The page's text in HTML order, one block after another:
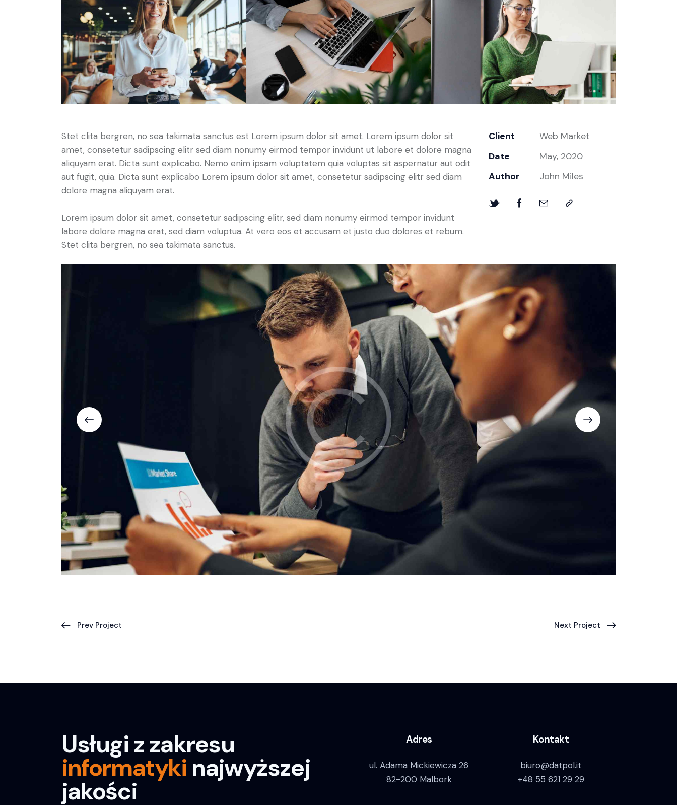
Stet clita bergren, no sea takimata sanctus est Lorem ipsum dolor sit amet. Lorem ipsum dolor sit
amet, consetetur sadipscing elitr sed diam nonumy eirmod tempor invidunt ut labore et dolore magna
aliquyam erat. Dicta sunt explicabo. Nemo enim ipsam voluptatem quia voluptas sit aspernatur aut odit
aut fugit, quia. Dicta sunt explicabo Lorem ipsum dolor sit amet, consetetur sadipscing elitr sed diam
dolore magna aliquyam erat.
Lorem ipsum dolor sit amet, consetetur sadipscing elitr, sed diam nonumy eirmod tempor invidunt
labore dolore magna erat, sed diam voluptua. At vero eos et accusam et justo duo dolores et rebum.
Stet clita bergren, no sea takimata sanctus.
Client
Web Market
Date
May, 2020
Author
John Miles
Prev Project Next Project
Usługi z zakresu
informatyki najwyższej
jakości
Adres
ul. Adama Mickiewicza 26
82-200 Malbork
Kontakt
biuro@datpol.it
+48 55 621 29 29